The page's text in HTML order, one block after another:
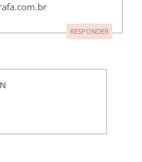
RESPONDER